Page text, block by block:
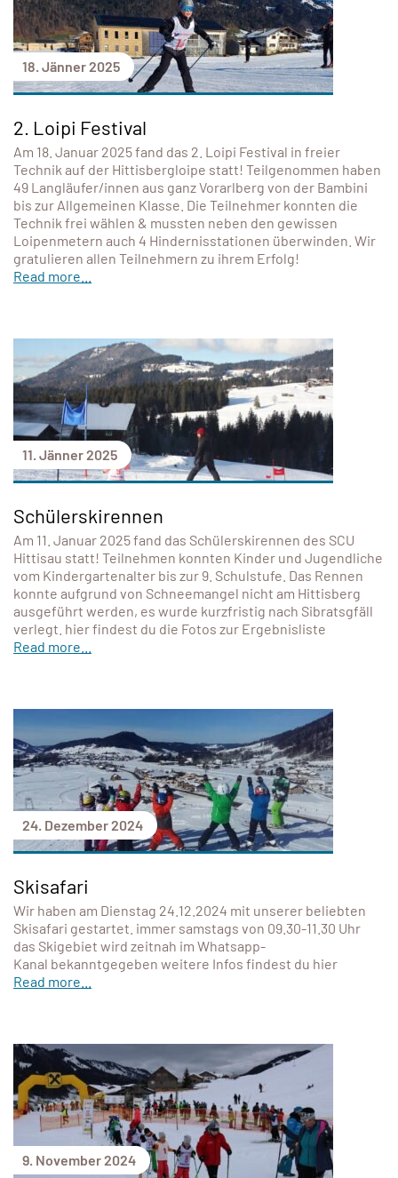
18. Jänner 2025
2. Loipi Festival
Am 18. Januar 2025 fand das 2. Loipi Festival in freier
Technik auf der Hittisbergloipe statt! Teilgenommen haben
49 Langläufer/innen aus ganz Vorarlberg von der Bambini
bis zur Allgemeinen Klasse. Die Teilnehmer konnten die
Technik frei wählen & mussten neben den gewissen
Loipenmetern auch 4 Hindernisstationen überwinden. Wir
gratulieren allen Teilnehmern zu ihrem Erfolg!
Read more...
11. Jänner 2025
Schülerskirennen
Am 11. Januar 2025 fand das Schülerskirennen des SCU
Hittisau statt! Teilnehmen konnten Kinder und Jugendliche
vom Kindergartenalter bis zur 9. Schulstufe. Das Rennen
konnte aufgrund von Schneemangel nicht am Hittisberg
ausgeführt werden, es wurde kurzfristig nach Sibratsgfäll
verlegt. hier findest du die Fotos zur Ergebnisliste
Read more...
24. Dezember 2024
Skisafari
Wir haben am Dienstag 24.12.2024 mit unserer beliebten
Skisafari gestartet. immer samstags von 09.30-11.30 Uhr
das Skigebiet wird zeitnah im Whatsapp-
Kanal bekanntgegeben weitere Infos findest du hier
Read more...
9. November 2024